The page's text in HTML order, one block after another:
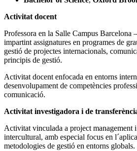
Activitat docent
Professora en la Salle Campus
impartint assignatures en programes de
gestió de projectes internacionals,
principis de gestió.
Activitat docent enfocada en entorns
desenvolupament de competències
comunicació.
Activitat investigadora i de
Activitat vinculada a project management
intercultural, amb especial focus en
metodologies de gestió en entorns globals.